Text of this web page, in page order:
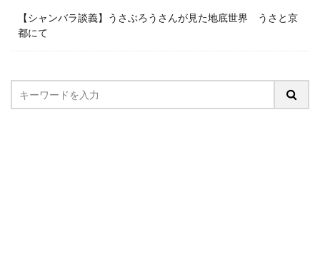
【シャンバラ談義】うさぶろうさんが見た地底世界 うさと京
都にて